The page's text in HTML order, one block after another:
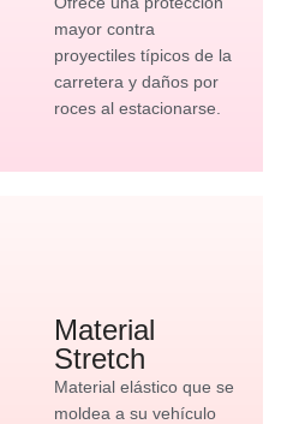
mayor contra
proyectiles típicos de la
carretera y daños por
roces al estacionarse.
Material
Stretch
Material elástico que se
moldea a su vehículo